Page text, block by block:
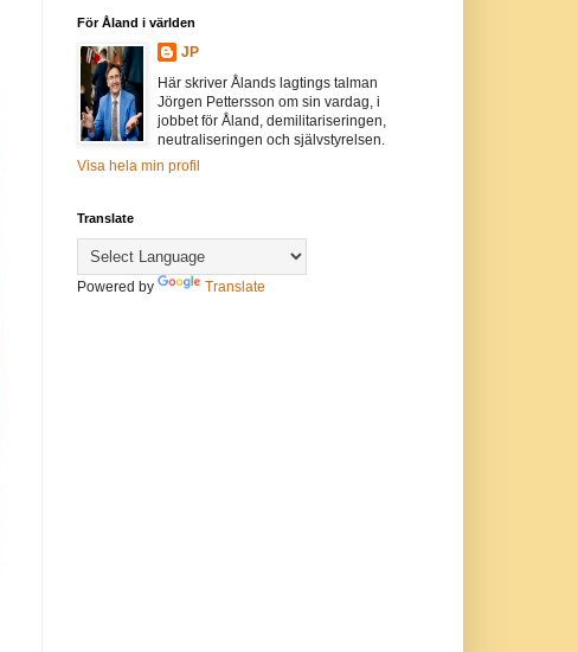
För Åland i världen
JP
Här skriver Ålands lagtings talman
Jörgen Pettersson om sin vardag, i
jobbet för Åland, demilitariseringen,
neutraliseringen och självstyrelsen.
Visa hela min profil
Translate
Powered by Translate